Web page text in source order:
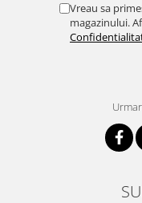
Vreau sa
magazinului.